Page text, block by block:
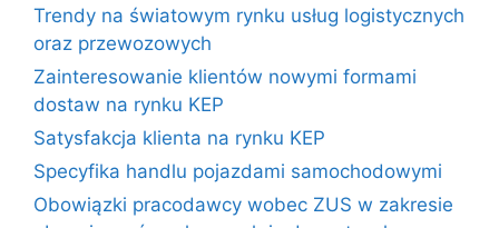
Trendy na światowym rynku usług logistycznych
oraz przewozowych
Zainteresowanie klientów nowymi formami
dostaw na rynku KEP
Satysfakcja klienta na rynku KEP
Specyfika handlu pojazdami samochodowymi
Obowiązki pracodawcy wobec ZUS w zakresie